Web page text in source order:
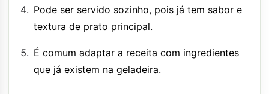
Pode ser servido sozinho, pois já tem sabor e
textura de prato principal.
É comum adaptar a receita com ingredientes
que já existem na geladeira.